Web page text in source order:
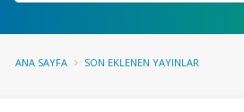
ANA SAYFA SON EKLENEN YAYINLAR